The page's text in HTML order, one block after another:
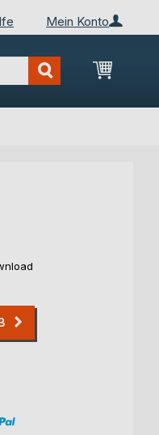
Mein Konto
Mein